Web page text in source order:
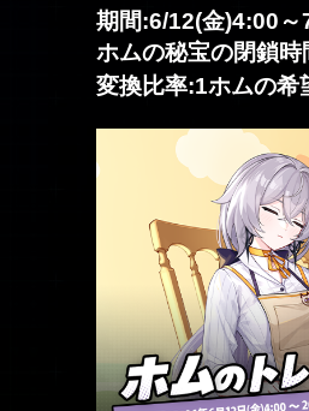
期間:6/12(金)4:00～
ホムの秘宝の閉鎖
変換比率:1ホムの希